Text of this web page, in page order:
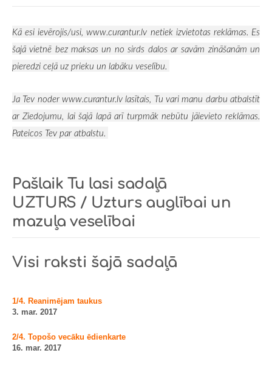
Kā esi ievērojis/usi, www.curantur.lv netiek izvietotas reklāmas. Es
šajā vietnē bez maksas un no sirds dalos ar savām zināšanām un
pieredzi ceļā uz prieku un labāku veselību.
Ja Tev noder www.curantur.lv lasītais, Tu vari manu darbu atbalstīt
ar Ziedojumu, lai šajā lapā arī turpmāk nebūtu jāievieto reklāmas.
Pateicos Tev par atbalstu.
Pašlaik Tu lasi sadaļā
UZTURS / Uzturs auglībai un
mazuļa veselībai
Visi raksti šajā sadaļā
1/4. Reanimējam taukus
3. mar. 2017
2/4. Topošo vecāku ēdienkarte
16. mar. 2017